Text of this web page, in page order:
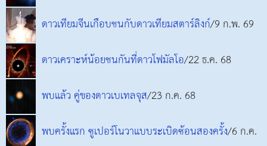
ดาวเทียมจีนเกือบชนกับดาวเทียมสตาร์ลิงก์/9 ก.พ. 69
ดาวเคราะห์น้อยชนกันที่ดาวโฟมัลโอ/22 ธ.ค. 68
พบแล้ว คู่ของดาวเบเทลจุส/23 ก.ค. 68
พบครั้งแรก ซูเปอร์โนวาแบบระเบิดซ้อนสองครั้ง/6 ก.ค.